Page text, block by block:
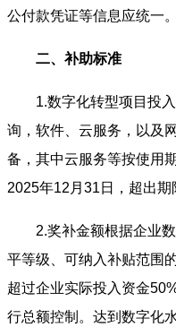
公付款凭证等信息应统一。
二、补助标准
1.数字化转型项目投
询，软件、云服务，以及
备，其中云服务等按使用
2025年12月31日，超出期
2.奖补金额根据企业
平等级、可纳入补贴范围
超过企业实际投入资金
行总额控制。达到数字化